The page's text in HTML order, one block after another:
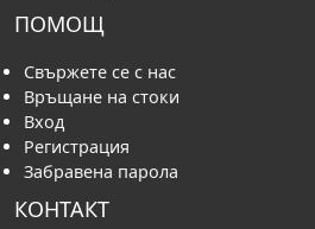
ПОМОЩ
Свържете се с нас
Връщане на стоки
Вход
Регистрация
Забравена парола
КОНТАКТ